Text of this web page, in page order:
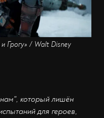
Грогу» / Walt Disney
который лишён
для героев,